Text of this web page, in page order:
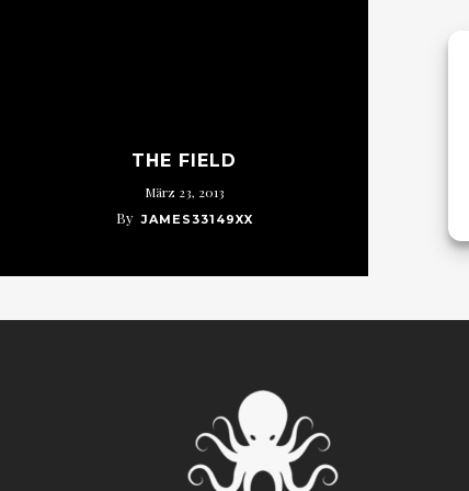
THE FIELD
März 23, 2013
By JAMES33149XX